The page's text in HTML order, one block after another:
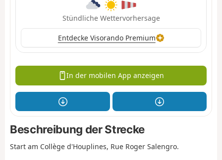
Stündliche Wettervorhersage
Entdecke Visorando Premium
In der mobilen App anzeigen
Beschreibung der Strecke
Start am Collège d'Houplines, Rue Roger Salengro.